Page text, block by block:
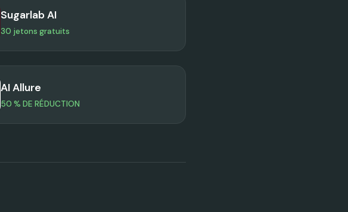
Sugarlab AI
30 jetons gratuits
AI Allure
50 % DE RÉDUCTION